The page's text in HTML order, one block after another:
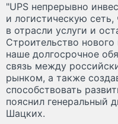
"UPS непрерывно
и логистическую
в отрасли услуги и
Строительство
наше долгосрочное
связь между
рынком, а также
способствовать
пояснил генеральный
Шацких.